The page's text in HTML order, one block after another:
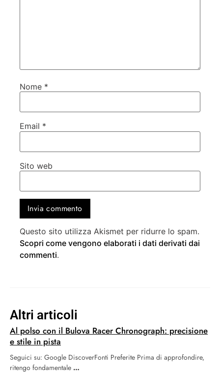
Altri articoli
Al polso con il Bulova Racer Chronograph: precisione
e stile in pista
Seguici su: Google DiscoverFonti Preferite Prima di approfondire,
ritengo fondamentale
Nome *
Email *
Sito web
Questo sito utilizza Akismet per ridurre lo spam.
Scopri come vengono elaborati i dati derivati dai
commenti.